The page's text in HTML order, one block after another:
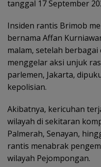
tanggal 17 September
Insiden rantis Brimob
bernama Affan
malam, setelah
menggelar aksi unjuk
parlemen, Jakarta,
kepolisian.
Akibatnya, kericuhan
wilayah di sekitaran
Palmerah, Senayan,
rantis menabrak
wilayah Pejompongan.